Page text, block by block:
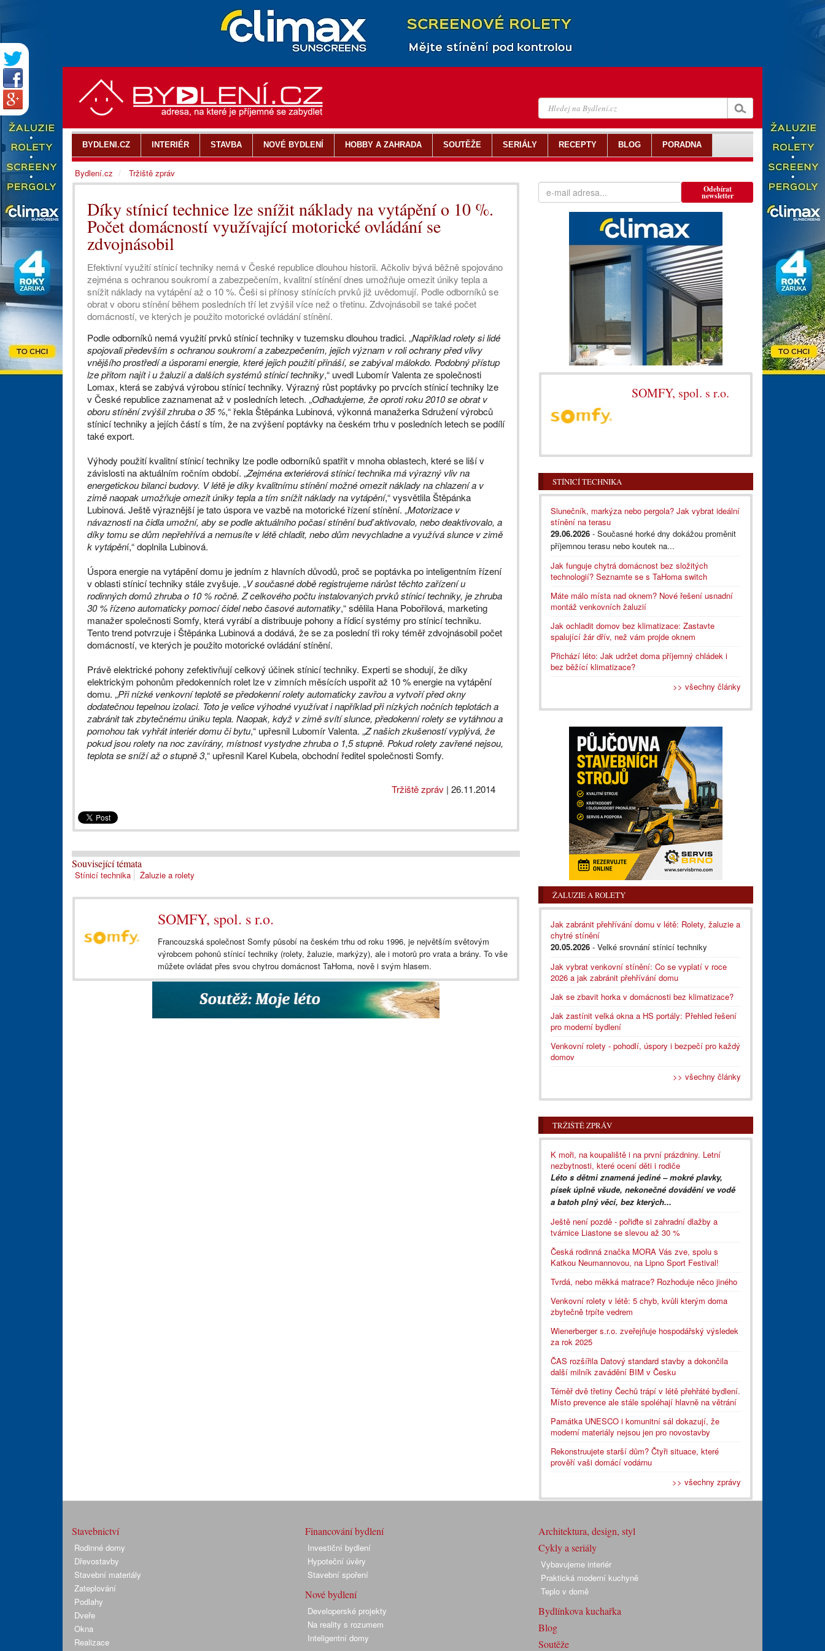
Díky stínicí technice lze snížit náklady na vytápění o 10 %.
Počet domácností využívající motorické ovládání se
zdvojnásobil
Efektivní využití stínicí techniky nemá v České republice dlouhou historii. Ačkoliv bývá běžně spojováno
zejména s ochranou soukromí a zabezpečením, kvalitní stínění dnes umožňuje omezit úniky tepla a
snížit náklady na vytápění až o 10 %. Češi si přínosy stínících prvků již uvědomují. Podle odborníků se
obrat v oboru stínění během posledních tří let zvýšil více než o třetinu. Zdvojnásobil se také počet
domácností, ve kterých je použito motorické ovládání stínění.
Podle odborníků nemá využití prvků stínicí techniky v tuzemsku dlouhou tradici. „Například rolety si lidé
spojovali především s ochranou soukromí a zabezpečením, jejich význam v roli ochrany před vlivy
vnějšího prostředí a úsporami energie, které jejich použití přináší, se zabýval málokdo. Podobný přístup
lze přitom najít i u žaluzií a dalších systémů stínicí techniky,“ uvedl Lubomír Valenta ze společnosti
Lomax, která se zabývá výrobou stínicí techniky. Výrazný růst poptávky po prvcích stínicí techniky lze
v České republice zaznamenat až v posledních letech. „Odhadujeme, že oproti roku 2010 se obrat v
oboru stínění zvýšil zhruba o 35 %,“ řekla Štěpánka Lubinová, výkonná manažerka Sdružení výrobců
stínicí techniky a jejích částí s tím, že na zvýšení poptávky na českém trhu v posledních letech se podílí
také export.
Výhody použití kvalitní stínicí techniky lze podle odborníků spatřit v mnoha oblastech, které se liší v
závislosti na aktuálním ročním období. „Zejména exteriérová stínicí technika má výrazný vliv na
energetickou bilanci budovy. V létě je díky kvalitnímu stínění možné omezit náklady na chlazení a v
zimě naopak umožňuje omezit úniky tepla a tím snížit náklady na vytápění,“ vysvětlila Štěpánka
Lubinová. Ještě výraznější je tato úspora ve vazbě na motorické řízení stínění. „Motorizace v
návaznosti na čidla umožní, aby se podle aktuálního počasí stínění buď aktivovalo, nebo deaktivovalo, a
díky tomu se dům nepřehřívá a nemusíte v létě chladit, nebo dům nevychladne a využívá slunce v zimě
k vytápění,“ doplnila Lubinová.
Úspora energie na vytápění domu je jedním z hlavních důvodů, proč se poptávka po inteligentním řízení
v oblasti stínicí techniky stále zvyšuje. „V současné době registrujeme nárůst těchto zařízení u
rodinných domů zhruba o 10 % ročně. Z celkového počtu instalovaných prvků stínicí techniky, je zhruba
30 % řízeno automaticky pomocí čidel nebo časové automatiky,“ sdělila Hana Pobořilová, marketing
manažer společnosti Somfy, která vyrábí a distribuuje pohony a řídicí systémy pro stínicí techniku.
Tento trend potvrzuje i Štěpánka Lubinová a dodává, že se za poslední tři roky téměř zdvojnásobil počet
domácností, ve kterých je použito motorické ovládání stínění.
Právě elektrické pohony zefektivňují celkový účinek stínicí techniky. Experti se shodují, že díky
elektrickým pohonům předokenních rolet lze v zimních měsících uspořit až 10 % energie na vytápění
domu. „Při nízké venkovní teplotě se předokenní rolety automaticky zavřou a vytvoří před okny
dodatečnou tepelnou izolaci. Toto je velice výhodné využívat i například při nízkých nočních teplotách a
zabránit tak zbytečnému úniku tepla. Naopak, když v zimě svítí slunce, předokenní rolety se vytáhnou a
pomohou tak vyhřát interiér domu či bytu,“ upřesnil Lubomír Valenta. „Z našich zkušeností vyplývá, že
pokud jsou rolety na noc zavírány, místnost vystydne zhruba o 1,5 stupně. Pokud rolety zavřené nejsou,
teplota se sníží až o stupně 3,“ upřesnil Karel Kubela, obchodní ředitel společnosti Somfy.
Tržiště zpráv | 26.11.2014
Související témata
Stínicí technika Žaluzie a rolety
SOMFY, spol. s r.o.
Francouzská společnost Somfy působí na českém trhu od roku 1996, je největším světovým
výrobcem pohonů stínicí techniky (rolety, žaluzie, markýzy), ale i motorů pro vrata a brány. To vše
můžete ovládat přes svou chytrou domácnost TaHoma, nově i svým hlasem.
Odebírat
newsletter
SOMFY, spol. s r.o.
STÍNICÍ TECHNIKA
Slunečník, markýza nebo pergola? Jak vybrat ideální
stínění na terasu
29.06.2026 - Současné horké dny dokážou proměnit
příjemnou terasu nebo koutek na...
Jak funguje chytrá domácnost bez složitých
technologií? Seznamte se s TaHoma switch
Máte málo místa nad oknem? Nové řešení usnadní
montáž venkovních žaluzií
Jak ochladit domov bez klimatizace: Zastavte
spalující žár dřív, než vám projde oknem
Přichází léto: Jak udržet doma příjemný chládek i
bez běžící klimatizace?
>> všechny články
ŽALUZIE A ROLETY
Jak zabránit přehřívání domu v létě: Rolety, žaluzie a
chytré stínění
20.05.2026 - Velké srovnání stínicí techniky
Jak vybrat venkovní stínění: Co se vyplatí v roce
2026 a jak zabránit přehřívání domu
Jak se zbavit horka v domácnosti bez klimatizace?
Jak zastínit velká okna a HS portály: Přehled řešení
pro moderní bydlení
Venkovní rolety - pohodlí, úspory i bezpečí pro každý
domov
>> všechny články
TRŽIŠTĚ ZPRÁV
K moři, na koupaliště i na první prázdniny. Letní
nezbytnosti, které ocení děti i rodiče
Léto s dětmi znamená jediné – mokré plavky,
písek úplně všude, nekonečné dovádění ve vodě
a batoh plný věcí, bez kterých...
Ještě není pozdě - pořiďte si zahradní dlažby a
tvárnice Liastone se slevou až 30 %
Česká rodinná značka MORA Vás zve, spolu s
Katkou Neumannovou, na Lipno Sport Festival!
Tvrdá, nebo měkká matrace? Rozhoduje něco jiného
Venkovní rolety v létě: 5 chyb, kvůli kterým doma
zbytečně trpíte vedrem
Wienerberger s.r.o. zveřejňuje hospodářský výsledek
za rok 2025
ČAS rozšířila Datový standard stavby a dokončila
další milník zavádění BIM v Česku
Téměř dvě třetiny Čechů trápí v létě přehřáté bydlení.
Místo prevence ale stále spoléhají hlavně na větrání
Památka UNESCO i komunitní sál dokazují, že
moderní materiály nejsou jen pro novostavby
Rekonstruujete starší dům? Čtyři situace, které
prověří vaši domácí vodárnu
>> všechny zprávy
BYDLENI.CZ INTERIÉR STAVBA NOVÉ BYDLENÍ HOBBY A ZAHRADA SOUTĚŽE SERIÁLY RECEPTY BLOG PORADNA
Bydlení.cz Tržiště zpráv
Stavebnictví
Rodinné domy
Dřevostavby
Stavební materiály
Zateplování
Podlahy
Dveře
Okna
Realizace
Financování bydlení
Investiční bydlení
Hypoteční úvěry
Stavební spoření
Nové bydlení
Developerské projekty
Na reality s rozumem
Inteligentní domy
Architektura, design, styl
Cykly a seriály
Vybavujeme interiér
Praktická moderní kuchyně
Teplo v domě
Bydlínkova kuchařka
Blog
Soutěže